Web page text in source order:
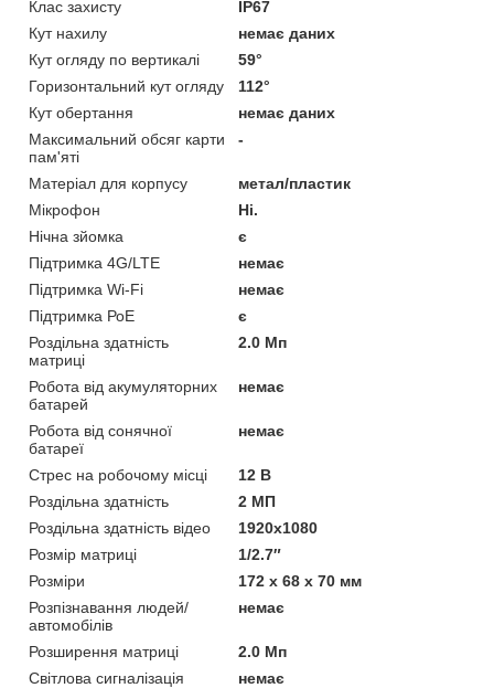
Клас захисту
IP67
Кут нахилу
немає даних
Кут огляду по вертикалі
59°
Горизонтальний кут огляду
112°
Кут обертання
немає даних
Максимальний обсяг карти
пам'яті
-
Матеріал для корпусу
метал/пластик
Мікрофон
Ні.
Нічна зйомка
є
Підтримка 4G/LTE
немає
Підтримка Wi-Fi
немає
Підтримка РоЕ
є
Роздільна здатність
матриці
2.0 Мп
Робота від акумуляторних
батарей
немає
Робота від сонячної
батареї
немає
Стрес на робочому місці
12 В
Роздільна здатність
2 МП
Роздільна здатність відео
1920х1080
Розмір матриці
1/2.7″
Розміри
172 х 68 х 70 мм
Розпізнавання людей/
автомобілів
немає
Розширення матриці
2.0 Мп
Світлова сигналізація
немає